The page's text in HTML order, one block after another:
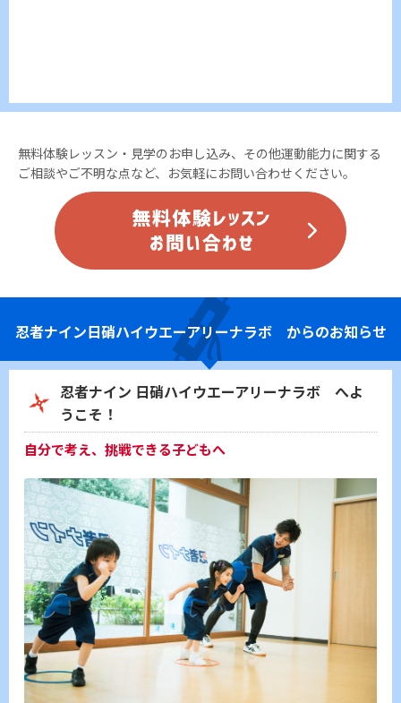
無料体験レッスン・見学のお申し込み、その他運動能力に関する
ご相談やご不明な点など、お気軽にお問い合わせください。
忍者ナイン日硝ハイウエーアリーナラボ からのお知らせ
忍者ナイン 日硝ハイウエーアリーナラボ へよ
うこそ！
自分で考え、挑戦できる子どもへ